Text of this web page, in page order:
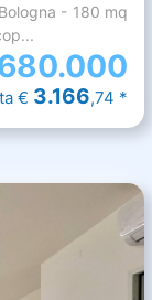
- 180 mq
€ 3.166,74 *